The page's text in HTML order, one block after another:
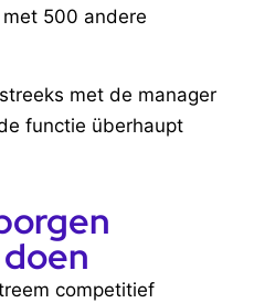
500 andere
met de manager
functie überhaupt
competitief